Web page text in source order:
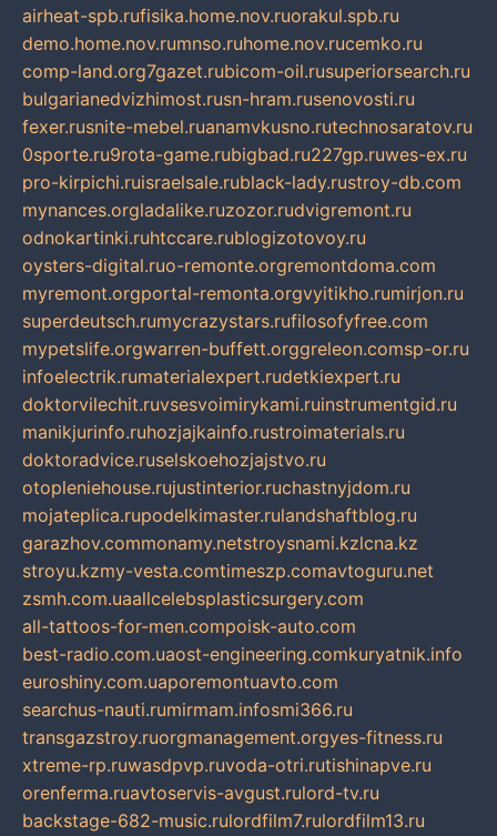
airheat-spb.rufisika.home.nov.ruorakul.spb.ru
demo.home.nov.rumnso.ruhome.nov.rucemko.ru
comp-land.org7gazet.rubicom-oil.rusuperiorsearch.ru
bulgarianedvizhimost.rusn-hram.rusenovosti.ru
fexer.rusnite-mebel.ruanamvkusno.rutechnosaratov.ru
0sporte.ru9rota-game.rubigbad.ru227gp.ruwes-ex.ru
pro-kirpichi.ruisraelsale.rublack-lady.rustroy-db.com
mynances.orgladalike.ruzozor.rudvigremont.ru
odnokartinki.ruhtccare.rublogizotovoy.ru
oysters-digital.ruo-remonte.orgremontdoma.com
myremont.orgportal-remonta.orgvyitikho.rumirjon.ru
superdeutsch.rumycrazystars.rufilosofyfree.com
mypetslife.orgwarren-buffett.orggreleon.comsp-or.ru
infoelectrik.rumaterialexpert.rudetkiexpert.ru
doktorvilechit.ruvsesvoimirykami.ruinstrumentgid.ru
manikjurinfo.ruhozjajkainfo.rustroimaterials.ru
doktoradvice.ruselskoehozjajstvo.ru
otopleniehouse.rujustinterior.ruchastnyjdom.ru
mojateplica.rupodelkimaster.rulandshaftblog.ru
garazhov.commonamy.netstroysnami.kzlcna.kz
stroyu.kzmy-vesta.comtimeszp.comavtoguru.net
zsmh.com.uaallcelebsplasticsurgery.com
all-tattoos-for-men.compoisk-auto.com
best-radio.com.uaost-engineering.comkuryatnik.info
euroshiny.com.uaporemontuavto.com
searchus-nauti.rumirmam.infosmi366.ru
transgazstroy.ruorgmanagement.orgyes-fitness.ru
xtreme-rp.ruwasdpvp.ruvoda-otri.rutishinapve.ru
orenferma.ruavtoservis-avgust.rulord-tv.ru
backstage-682-music.rulordfilm7.rulordfilm13.ru